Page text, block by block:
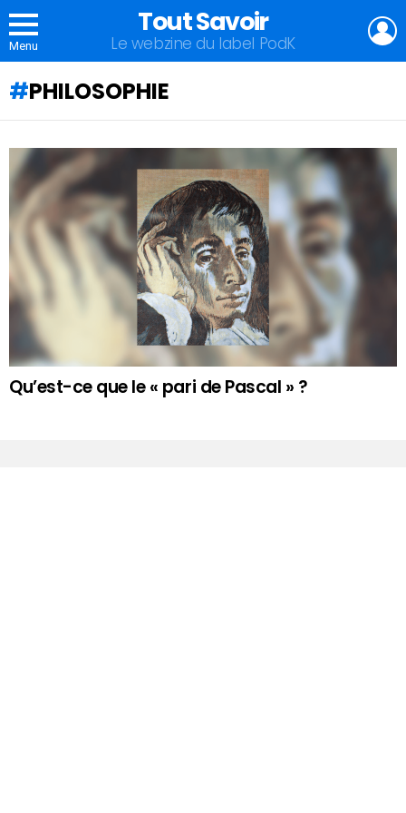
Menu
Tout Savoir
Le webzine du label PodK
PHILOSOPHIE
QU'ALLEZ-
VOUS
APPRENDRE
AUJOURD'HUI
?
Qu’est-ce que le « pari de Pascal » ?